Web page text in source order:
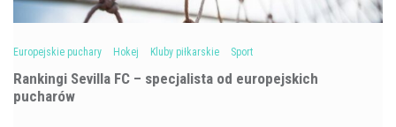
Europejskie puchary Hokej Kluby piłkarskie Sport
Rankingi Sevilla FC – specjalista od europejskich
pucharów